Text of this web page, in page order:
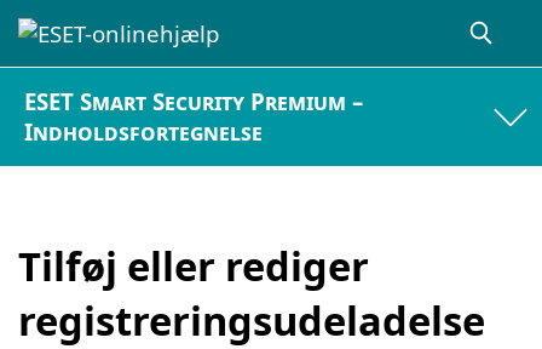
ESET Smart Security Premium –
Indholdsfortegnelse
Tilføj eller rediger
registreringsudeladelse